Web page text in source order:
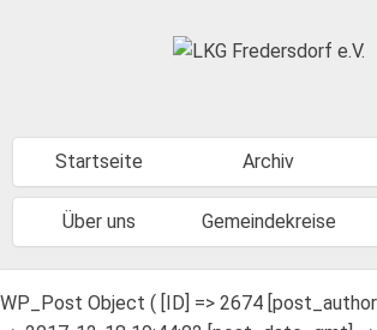
Startseite Archiv
Über uns Gemeindekreise
WP_Post Object ( [ID] => 2674